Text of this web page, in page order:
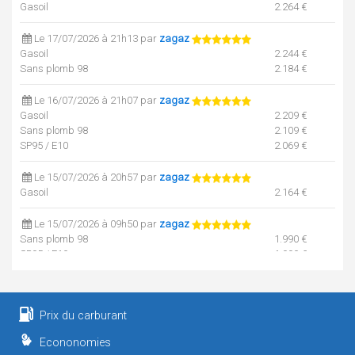
Gasoil
2.264 €
Le 17/07/2026 à 21h13 par zagaz
Gasoil
2.244 €
Sans plomb 98
2.184 €
Le 16/07/2026 à 21h07 par zagaz
Gasoil
2.209 €
Sans plomb 98
2.109 €
SP95 / E10
2.069 €
Le 15/07/2026 à 20h57 par zagaz
Gasoil
2.164 €
Le 15/07/2026 à 09h50 par zagaz
Sans plomb 98
1.990 €
SP95 / E10
1.990 €
Gasoil
Prix du carburant
Econonomies